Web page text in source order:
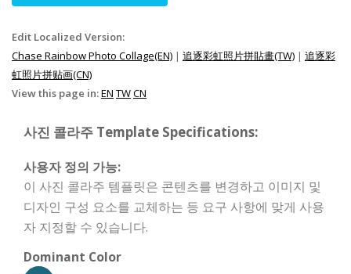
Edit Localized Version:
Chase Rainbow Photo Collage(EN) | 追逐彩虹照片拼貼畫(TW) | 追逐彩
虹照片拼贴画(CN)
View this page in:EN TWCN
사진 콜라주 Template Specifications:
사용자 정의 가능:
이 사진 콜라주 템플릿은 콘텐츠를 변경하고 이미지 및
디자인 구성 요소를 교체하는 등 요구 사항에 맞게 사용
자 지정할 수 있습니다.
Dominant Color